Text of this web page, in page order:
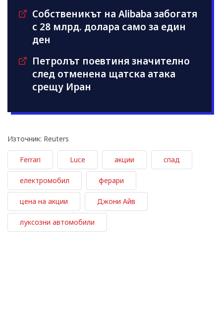
Собственикът на Alibaba забогатя
с 28 млрд. долара само за един
ден
Петролът поевтиня значително
след отменена щатска атака
срещу Иран
Източник: Reuters
Ferrari Luce акции спад
електромобил ферари
цена на акции Джони Айв
луксозни автомобили